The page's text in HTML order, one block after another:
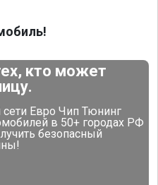
кто может
Евро Чип Тюнинг
в 50+ городах РФ
безопасный